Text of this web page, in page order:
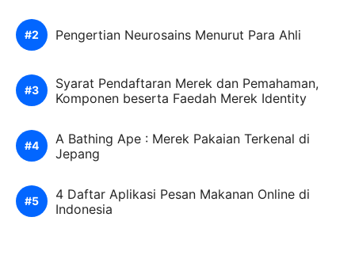
Pengertian Neurosains Menurut Para Ahli
Syarat Pendaftaran Merek dan Pemahaman,
Komponen beserta Faedah Merek Identity
A Bathing Ape : Merek Pakaian Terkenal di
Jepang
4 Daftar Aplikasi Pesan Makanan Online di
Indonesia